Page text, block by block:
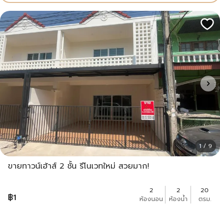
1 / 9
ขายทาวน์เฮ้าส์ 2 ชั้น รีโนเวทใหม่ สวยมาก!
฿1
2
ห้องนอน
2
ห้องน้ำ
20
ตรม.